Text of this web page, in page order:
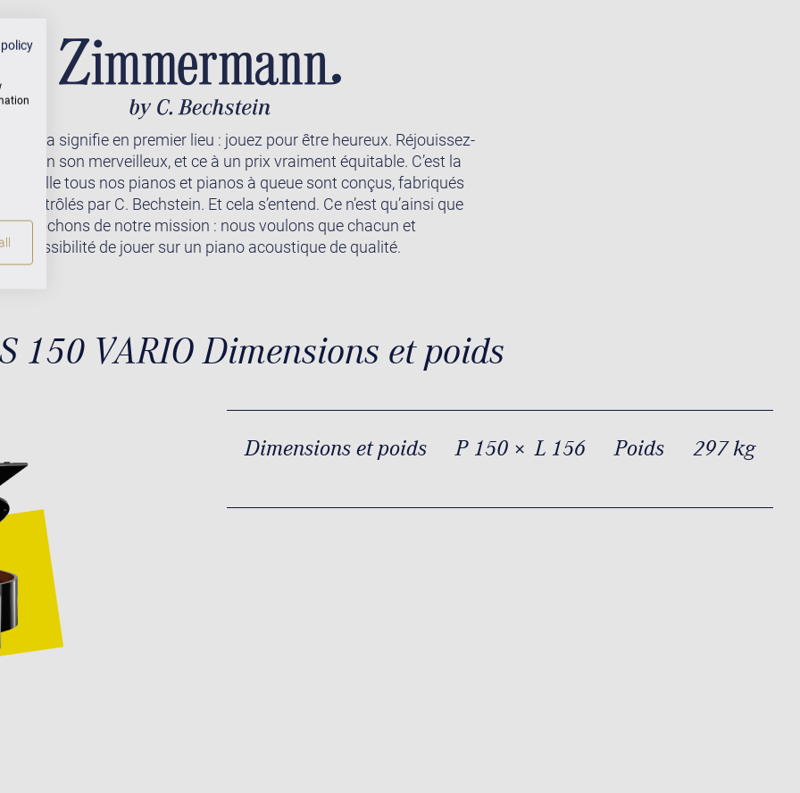
cela signifie en premier lieu : jouez pour être heureux. Réjouissez-
un son merveilleux, et ce à un prix vraiment équitable. C’est la
laquelle tous nos pianos et pianos à queue sont conçus, fabriqués
contrôlés par C. Bechstein. Et cela s’entend. Ce n’est qu’ainsi que
de notre mission : nous voulons que chacun et
la possibilité de jouer sur un piano acoustique de qualité.
150 VARIO Dimensions et poids
Dimensions et poids P 150 × L 156 Poids 297 kg